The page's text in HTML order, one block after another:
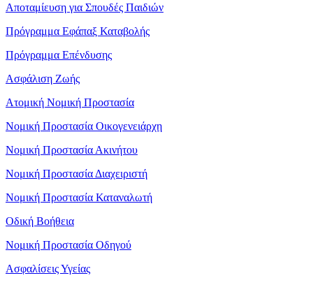
Αποταμίευση για Σπουδές Παιδιών
Πρόγραμμα Εφάπαξ Καταβολής
Πρόγραμμα Επένδυσης
Ασφάλιση Ζωής
Ατομική Νομική Προστασία
Νομική Προστασία Οικογενειάρχη
Νομική Προστασία Ακινήτου
Νομική Προστασία Διαχειριστή
Νομική Προστασία Καταναλωτή
Οδική Βοήθεια
Νομική Προστασία Οδηγού
Ασφαλίσεις Υγείας